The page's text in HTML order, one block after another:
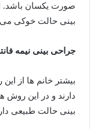
صورت یکسان باشد.
بینی حالت خوکی
جراحی بینی نیمه
بیشتر خانم ها از
دارند و در این روش
بینی حالت طبیعی